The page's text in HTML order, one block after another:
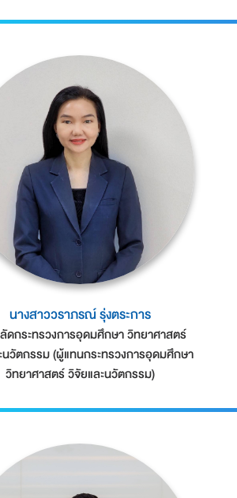
นางสาววราภรณ์ รุ่งตระการ
ดกระทรวงการอุดมศึกษา วิทยาศาสตร์
นวัตกรรม (ผู้แทนกระทรวงการอุดมศึกษา
วิทยาศาสตร์ วิจัยและนวัตกรรม)